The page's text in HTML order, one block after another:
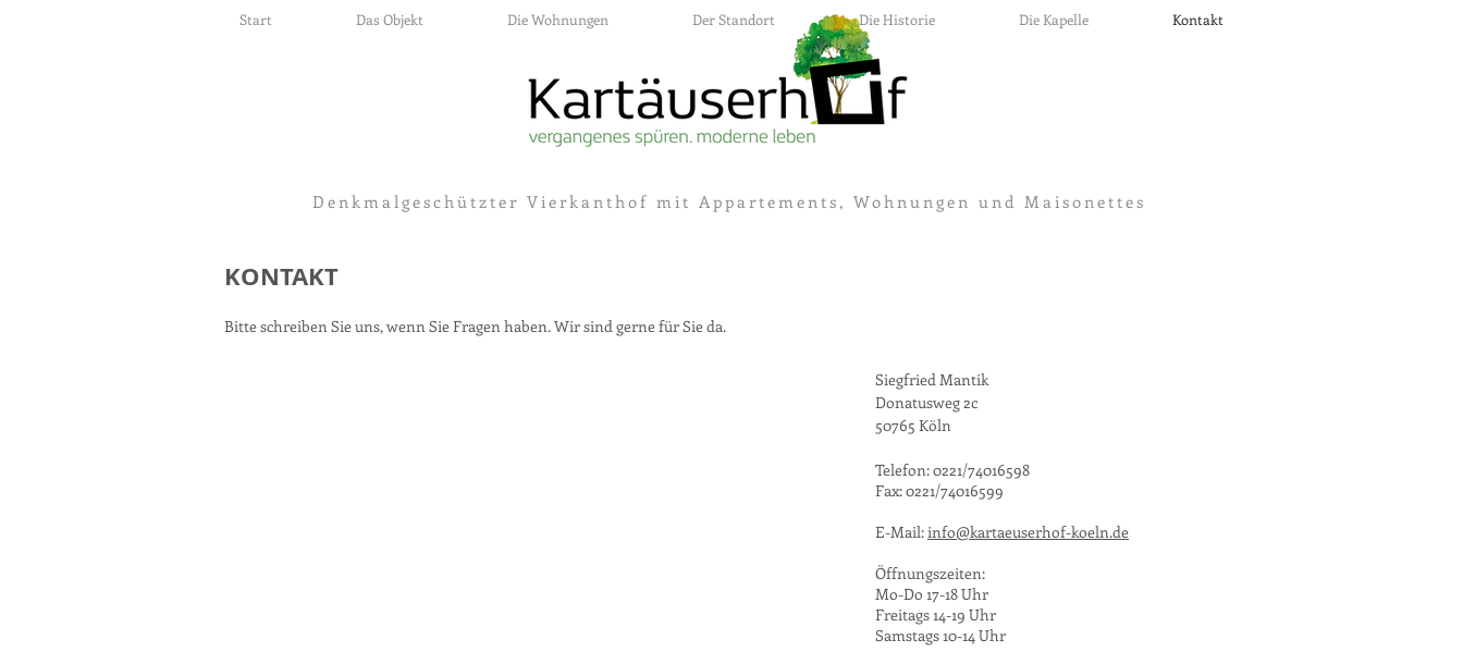
Start Das Objekt Die Wohnungen Der Standort Die Historie Die Kapelle Kontakt
Denkmalgeschützter Vierkanthof mit Appartements, Wohnungen und Maisonettes
KONTAKT
Bitte schreiben Sie uns, wenn Sie Fragen haben. Wir sind gerne für Sie da.
Siegfried Mantik
Donatusweg 2c
50765 Köln
Telefon: 0221/74016598
Fax: 0221/74016599
E-Mail:info@kartaeuserhof-koeln.de
Öffnungszeiten:
Mo-Do 17-18 Uhr
Freitags 14-19 Uhr
Samstags 10-14 Uhr